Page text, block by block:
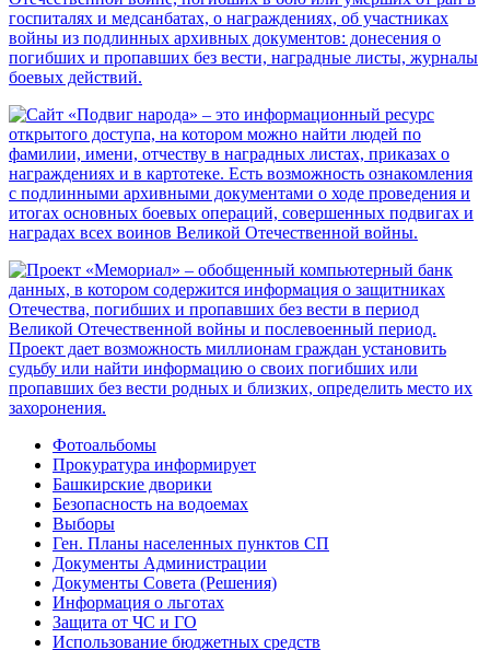
Фотоальбомы
Прокуратура информирует
Башкирские дворики
Безопасность на водоемах
Выборы
Ген. Планы населенных пунктов СП
Документы Администрации
Документы Совета (Решения)
Информация о льготах
Защита от ЧС и ГО
Использование бюджетных средств